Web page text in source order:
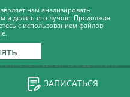
ЗАПИСАТЬСЯ
персональных
нам анализировать
и делать его лучше. Продолжая
с использованием файлов